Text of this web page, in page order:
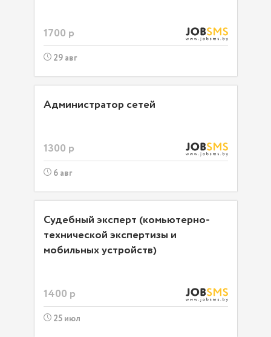
1700 р
29 авг
Администратор сетей
1300 р
6 авг
Судебный эксперт (комьютерно-
технической экспертизы и
мобильных устройств)
1400 р
25 июл